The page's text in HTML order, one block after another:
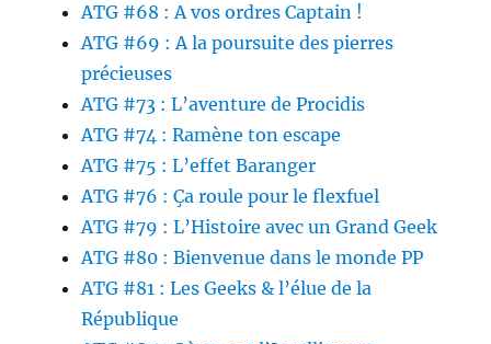
ATG #68 : A vos ordres Captain !
ATG #69 : A la poursuite des pierres
précieuses
ATG #73 : L’aventure de Procidis
ATG #74 : Ramène ton escape
ATG #75 : L’effet Baranger
ATG #76 : Ça roule pour le flexfuel
ATG #79 : L’Histoire avec un Grand Geek
ATG #80 : Bienvenue dans le monde PP
ATG #81 : Les Geeks & l’élue de la
République